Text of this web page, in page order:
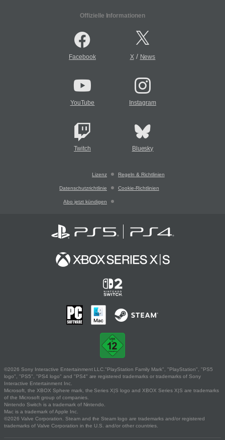
Offizielle Informationen
Facebook X/ News
YouTube Instagram
Twitch Bluesky
Lizenz Regeln & Richtlinien
Datenschutzrichtlinie Cookie-Richtlinien
Abo jetzt kündigen
©2026 Sony Interactive Entertainment LLC."PlayStation Family Mark", "PlayStation", "PS5
logo", "PS5", "PS4 logo" and "PS4" are registered trademarks or trademarks of Sony
Interactive Entertainment Inc.
Microsoft, the XBOX Sphere mark, the Series X|S logo and XBOX Series X|S are trademarks
of the Microsoft group of companies.
Nintendo Switch is a trademark of Nintendo.
Mac is a trademark of Apple Inc.
©2026 Valve Corporation. Steam and the Steam logo are trademarks and/or registered
trademarks of Valve Corporation in the U.S. and/or other countries.